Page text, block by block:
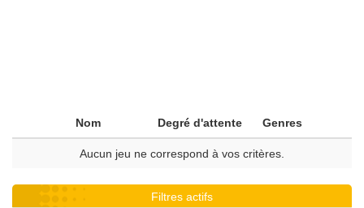
Nom Degré d'attente Genres
Aucun jeu ne correspond à vos critères.
Filtres actifs